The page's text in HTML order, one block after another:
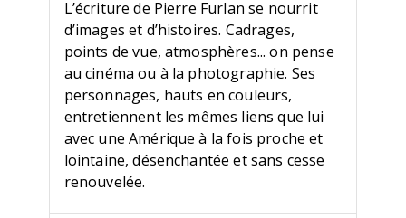
L’écriture de Pierre Furlan se nourrit
d’images et d’histoires. Cadrages,
points de vue, atmosphères... on pense
au cinéma ou à la photographie. Ses
personnages, hauts en couleurs,
entretiennent les mêmes liens que lui
avec une Amérique à la fois proche et
lointaine, désenchantée et sans cesse
renouvelée.